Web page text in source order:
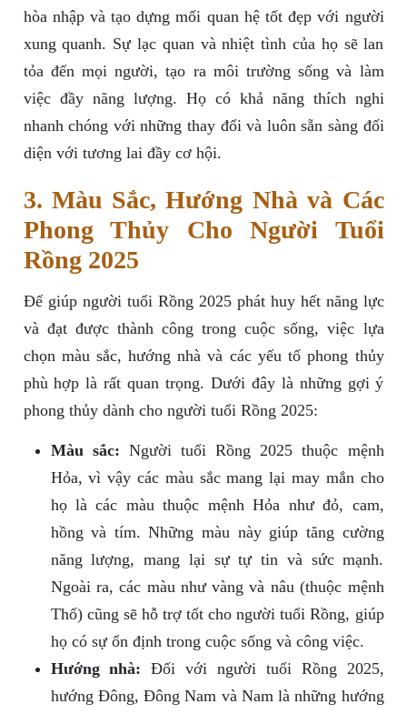
hòa nhập và tạo dựng mối quan hệ tốt đẹp với người
xung quanh. Sự lạc quan và nhiệt tình của họ sẽ lan
tỏa đến mọi người, tạo ra môi trường sống và làm
việc đầy năng lượng. Họ có khả năng thích nghi
nhanh chóng với những thay đổi và luôn sẵn sàng đối
diện với tương lai đầy cơ hội.
3. Màu Sắc, Hướng Nhà và Các
Phong Thủy Cho Người Tuổi
Rồng 2025
Để giúp người tuổi Rồng 2025 phát huy hết năng lực
và đạt được thành công trong cuộc sống, việc lựa
chọn màu sắc, hướng nhà và các yếu tố phong thủy
phù hợp là rất quan trọng. Dưới đây là những gợi ý
phong thủy dành cho người tuổi Rồng 2025:
Màu sắc: Người tuổi Rồng 2025 thuộc mệnh
Hỏa, vì vậy các màu sắc mang lại may mắn cho
họ là các màu thuộc mệnh Hỏa như đỏ, cam,
hồng và tím. Những màu này giúp tăng cường
năng lượng, mang lại sự tự tin và sức mạnh.
Ngoài ra, các màu như vàng và nâu (thuộc mệnh
Thổ) cũng sẽ hỗ trợ tốt cho người tuổi Rồng, giúp
họ có sự ổn định trong cuộc sống và công việc.
Hướng nhà: Đối với người tuổi Rồng 2025,
hướng Đông, Đông Nam và Nam là những hướng